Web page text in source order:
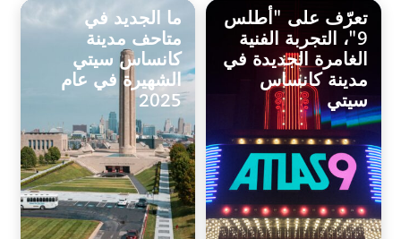
تعرّف على "أطلس
9"، التجربة الفنية
الغامرة الجديدة في
مدينة كانساس
سيتي
ما الجديد في
متاحف مدينة
كانساس سيتي
الشهيرة في عام
2025